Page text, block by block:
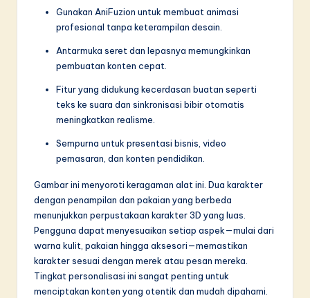
Gunakan AniFuzion untuk membuat animasi
profesional tanpa keterampilan desain.
Antarmuka seret dan lepasnya memungkinkan
pembuatan konten cepat.
Fitur yang didukung kecerdasan buatan seperti
teks ke suara dan sinkronisasi bibir otomatis
meningkatkan realisme.
Sempurna untuk presentasi bisnis, video
pemasaran, dan konten pendidikan.
Gambar ini menyoroti keragaman alat ini. Dua karakter
dengan penampilan dan pakaian yang berbeda
menunjukkan perpustakaan karakter 3D yang luas.
Pengguna dapat menyesuaikan setiap aspek—mulai dari
warna kulit, pakaian hingga aksesori—memastikan
karakter sesuai dengan merek atau pesan mereka.
Tingkat personalisasi ini sangat penting untuk
menciptakan konten yang otentik dan mudah dipahami.